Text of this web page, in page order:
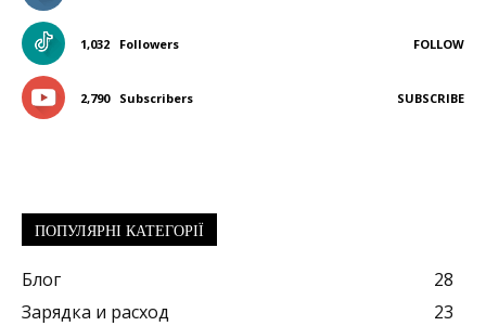
1,032 Followers FOLLOW
2,790 Subscribers SUBSCRIBE
ПОПУЛЯРНІ КАТЕГОРІЇ
Блог
28
Зарядка и расход
23